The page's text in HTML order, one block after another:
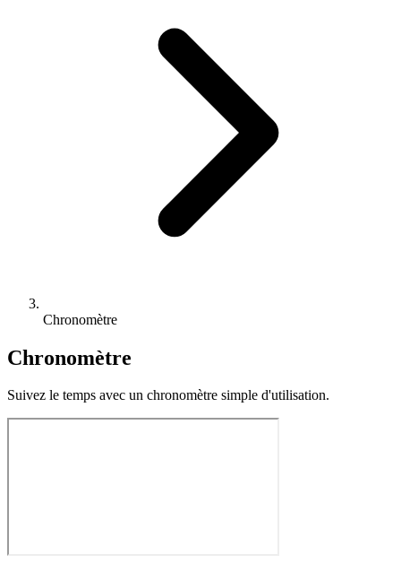
Chronomètre
Chronomètre
Suivez le temps avec un chronomètre simple d'utilisation.